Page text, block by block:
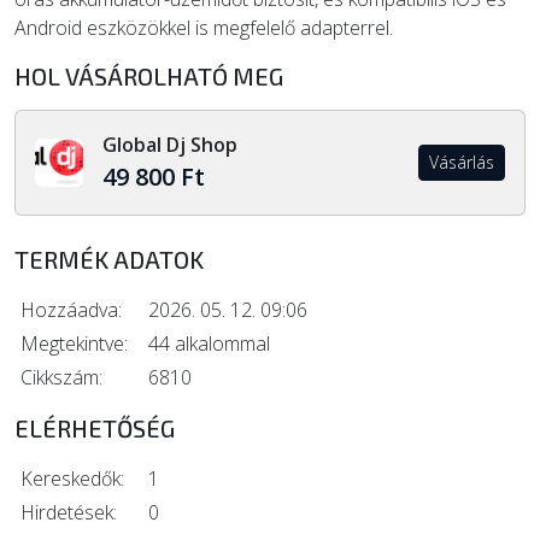
Android eszközökkel is megfelelő adapterrel.
HOL VÁSÁROLHATÓ MEG
Global Dj Shop
49 800 Ft Vásárlás
TERMÉK ADATOK
Hozzáadva:
2026. 05. 12. 09:06
Megtekintve:
44 alkalommal
Cikkszám:
6810
ELÉRHETŐSÉG
Kereskedők:
1
Hirdetések:
0